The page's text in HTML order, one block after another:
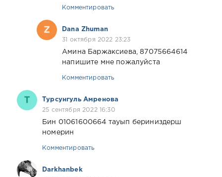
Комментировать
Dana Zhuman
31 октября 2022 23:23
Амина Баржаксиева, 87075664614
напишите мне пожалуйста
Комментировать
Турсунгуль Амренова
25 сентября 2022 16:30
Бин 01061600664 тауып бериниздерш
номерин
Комментировать
Darkhanbek